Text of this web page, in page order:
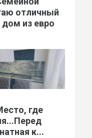
отличный
из евро
где
к...